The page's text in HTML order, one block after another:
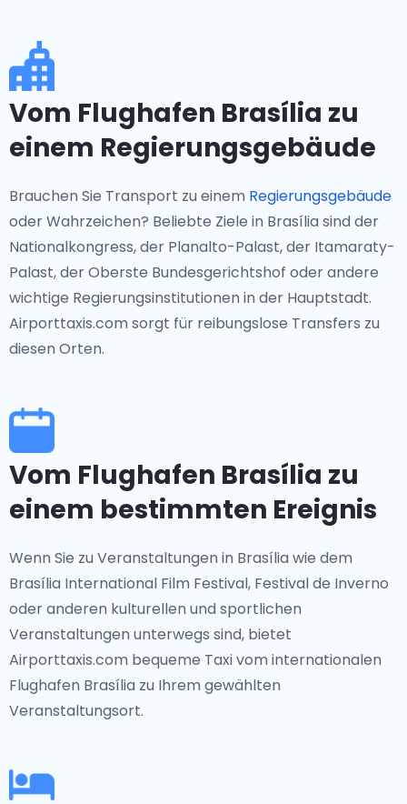
Vom Flughafen Brasília zu
einem Regierungsgebäude
Brauchen Sie Transport zu einem Regierungsgebäude
oder Wahrzeichen? Beliebte Ziele in Brasília sind der
Nationalkongress, der Planalto-Palast, der Itamaraty-
Palast, der Oberste Bundesgerichtshof oder andere
wichtige Regierungsinstitutionen in der Hauptstadt.
Airporttaxis.com sorgt für reibungslose Transfers zu
diesen Orten.
Vom Flughafen Brasília zu
einem bestimmten Ereignis
Wenn Sie zu Veranstaltungen in Brasília wie dem
Brasília International Film Festival, Festival de Inverno
oder anderen kulturellen und sportlichen
Veranstaltungen unterwegs sind, bietet
Airporttaxis.com bequeme Taxi vom internationalen
Flughafen Brasília zu Ihrem gewählten
Veranstaltungsort.